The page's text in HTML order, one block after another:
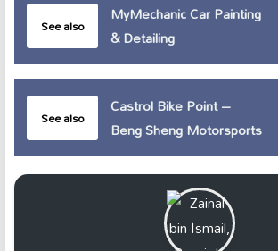
See also
MyMechanic Car Painting
& Detailing
See also
Castrol Bike Point –
Beng Sheng Motorsports